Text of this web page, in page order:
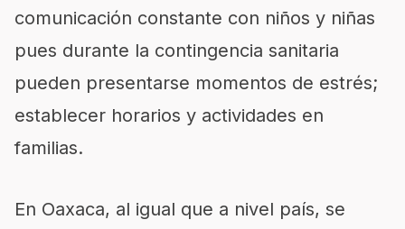
comunicación constante con niños y niñas
pues durante la contingencia sanitaria
pueden presentarse momentos de estrés;
establecer horarios y actividades en
familias.
En Oaxaca, al igual que a nivel país, se